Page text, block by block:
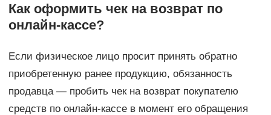
Как оформить чек на возврат по
онлайн-кассе?
Если физическое лицо просит принять обратно
приобретенную ранее продукцию, обязанность
продавца — пробить чек на возврат покупателю
средств по онлайн-кассе в момент его обращения